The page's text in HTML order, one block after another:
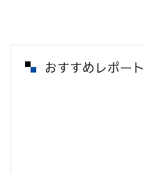
おすすめレポート